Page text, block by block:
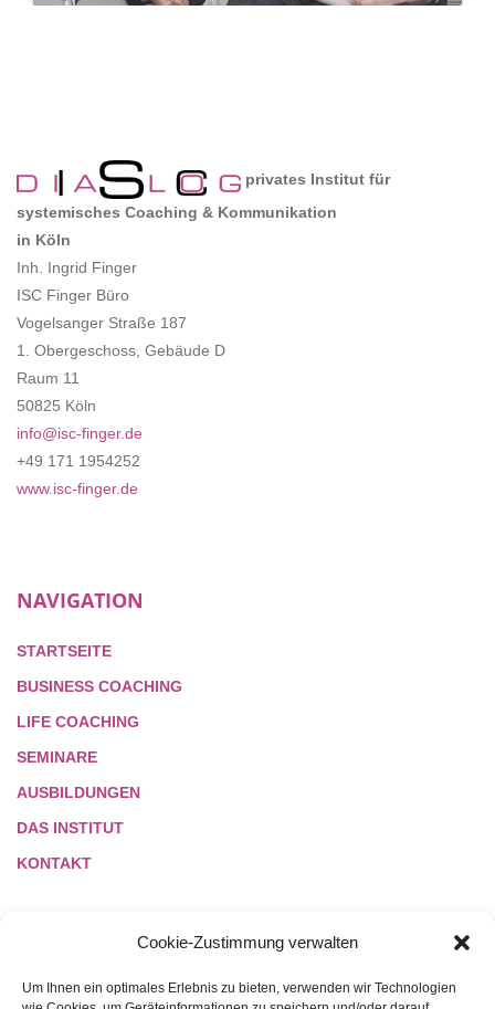
Cookie-Zustimmung verwalten
Um Ihnen ein optimales Erlebnis zu bieten, verwenden wir Technologien
privates Institut für
systemisches Coaching & Kommunikation
in Köln
Inh. Ingrid Finger
ISC Finger Büro
Vogelsanger Straße 187
1. Obergeschoss, Gebäude D
Raum 11
50825 Köln
info@isc-finger.de
+49 171 1954252
www.isc-finger.de
NAVIGATION
STARTSEITE
BUSINESS COACHING
LIFE COACHING
SEMINARE
AUSBILDUNGEN
DAS INSTITUT
KONTAKT
LINKS